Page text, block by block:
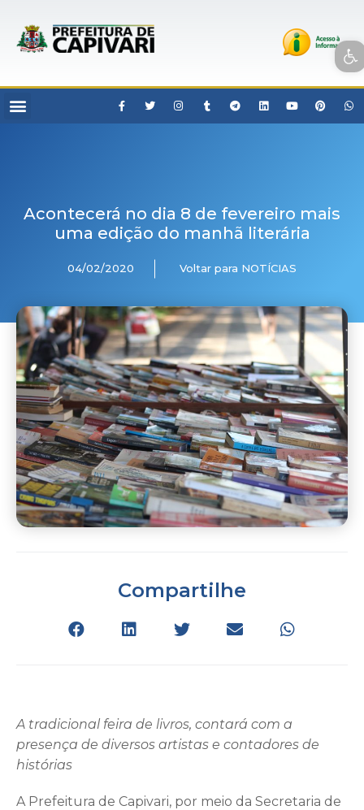
Open toolbar
Acontecerá no dia 8 de fevereiro mais
uma edição do manhã literária
04/02/2020 Voltar para NOTÍCIAS
Compartilhe
A tradicional feira de livros, contará com a
presença de diversos artistas e contadores de
histórias
A Prefeitura de Capivari, por meio da Secretaria de